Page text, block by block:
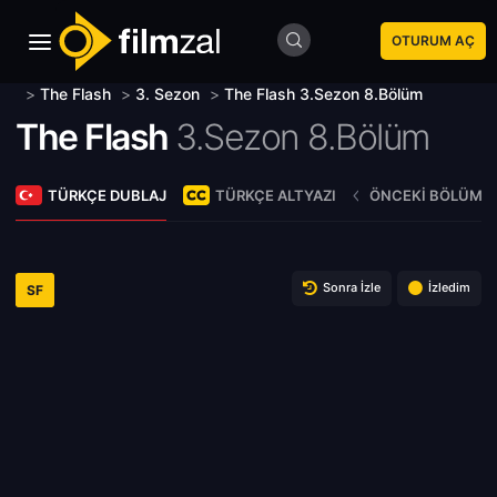
OTURUM AÇ
> The Flash > 3. Sezon > The Flash 3.Sezon 8.Bölüm
The Flash 3.Sezon 8.Bölüm
TÜRKÇE DUBLAJ TÜRKÇE ALTYAZI ÖNCEKI BÖLÜM
SF Sonra İzle İzledim